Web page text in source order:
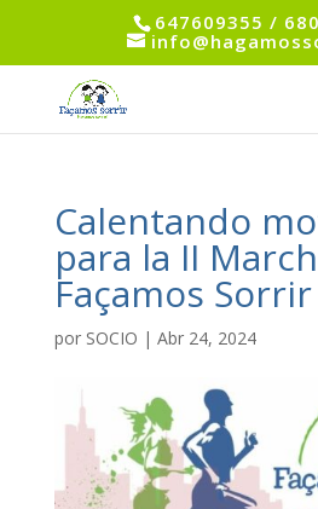
647609355 /
Calentando
para la II
Façamos Sorrir
por SOCIO | Abr 24, 2024